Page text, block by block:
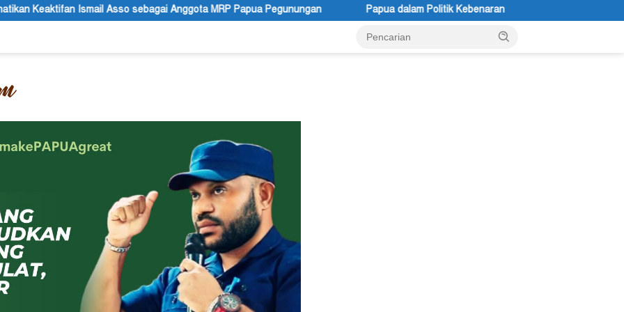
Anggota MRP Papua Pegunungan Papua dalam Politik Kebenaran Festival Lembah Baliem Dipastikan Tetap